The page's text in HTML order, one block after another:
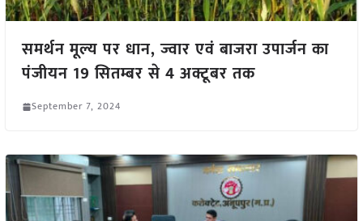
समर्थन मूल्य पर धान, ज्वार एवं बाजरा उपार्जन का
पंजीयन 19 सितम्बर से 4 अक्टूबर तक
September 7, 2024